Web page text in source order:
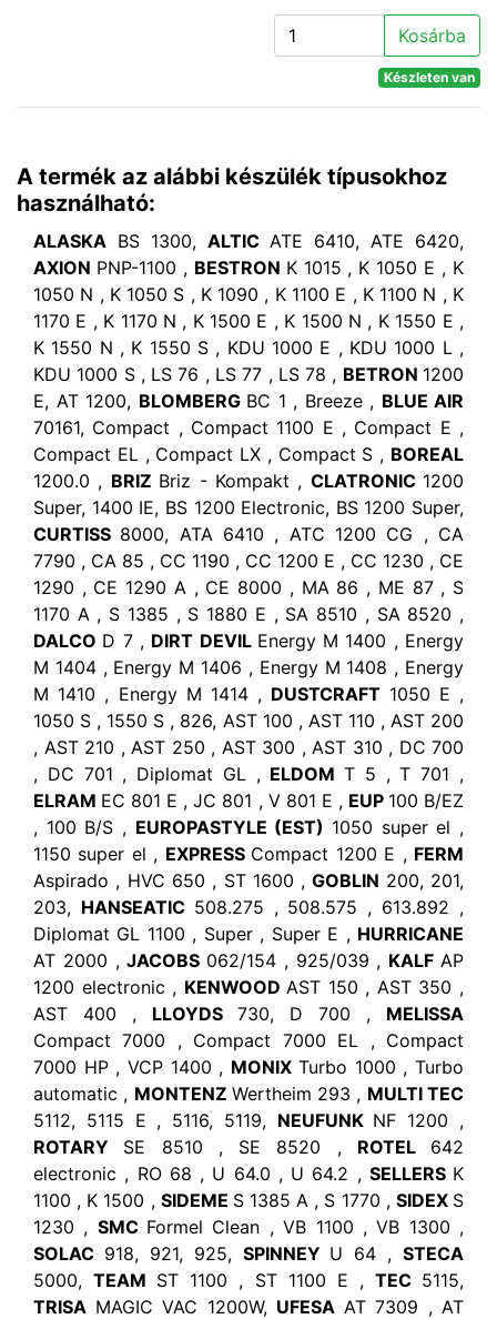
Kosárba
Készleten van
A termék az alábbi készülék típusokhoz
használható:
ALASKA BS 1300, ALTICATE 6410, ATE 6420,
AXION PNP-1100 , BESTRON K 1015 , K 1050 E , K
1050 N , K 1050 S , K 1090 , K 1100 E , K 1100 N , K
1170 E , K 1170 N , K 1500 E , K 1500 N , K 1550 E ,
K 1550 N , K 1550 S , KDU 1000 E , KDU 1000 L ,
KDU 1000 S , LS 76 , LS 77 , LS 78 , BETRON 1200
E, AT 1200, BLOMBERG BC 1 , Breeze , BLUE AIR
70161, Compact , Compact 1100 E , Compact E ,
Compact EL , Compact LX , Compact S , BOREAL
1200.0 , BRIZ Briz - Kompakt , CLATRONIC 1200
Super, 1400 IE, BS 1200 Electronic, BS 1200 Super,
CURTISS 8000, ATA 6410 , ATC 1200 CG , CA
7790 , CA 85 , CC 1190 , CC 1200 E , CC 1230 , CE
1290 , CE 1290 A , CE 8000 , MA 86 , ME 87 , S
1170 A , S 1385 , S 1880 E , SA 8510 , SA 8520 ,
DALCO D 7 , DIRT DEVIL Energy M 1400 , Energy
M 1404 , Energy M 1406 , Energy M 1408 , Energy
M 1410 , Energy M 1414 , DUSTCRAFT 1050 E ,
1050 S , 1550 S , 826, AST 100 , AST 110 , AST 200
, AST 210 , AST 250 , AST 300 , AST 310 , DC 700
, DC 701 , Diplomat GL , ELDOMT 5 , T 701 ,
ELRAM EC 801 E , JC 801 , V 801 E , EUP 100 B/EZ
, 100 B/S , EUROPASTYLE (EST) 1050 super el ,
1150 super el , EXPRESS Compact 1200 E , FERM
Aspirado , HVC 650 , ST 1600 ,GOBLIN 200, 201,
203, HANSEATIC 508.275 , 508.575 , 613.892 ,
Diplomat GL 1100 , Super , Super E , HURRICANE
AT 2000 ,JACOBS 062/154 , 925/039 , KALF AP
1200 electronic , KENWOOD AST 150 , AST 350 ,
AST 400 , LLOYDS 730, D 700 , MELISSA
Compact 7000 , Compact 7000 EL , Compact
7000 HP , VCP 1400 , MONIX Turbo 1000 , Turbo
automatic , MONTENZ Wertheim 293 , MULTI TEC
5112, 5115 E , 5116, 5119, NEUFUNK NF 1200 ,
ROTARY SE 8510 , SE 8520 , ROTEL 642
electronic , RO 68 , U 64.0 , U 64.2 , SELLERS K
1100 , K 1500 , SIDEME S 1385 A , S 1770 , SIDEX S
1230 , SMC Formel Clean , VB 1100 , VB 1300 ,
SOLAC 918, 921, 925, SPINNEY U 64 , STECA
5000,TEAM ST 1100 , ST 1100 E , TEC 5115,
TRISA MAGIC VAC 1200W, UFESA AT 7309 , AT